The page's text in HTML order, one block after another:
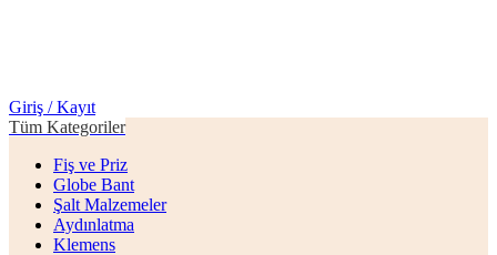
Giriş / Kayıt
Tüm Kategoriler
Fiş ve Priz
Globe Bant
Şalt Malzemeler
Aydınlatma
Klemens